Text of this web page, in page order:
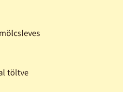
töltve